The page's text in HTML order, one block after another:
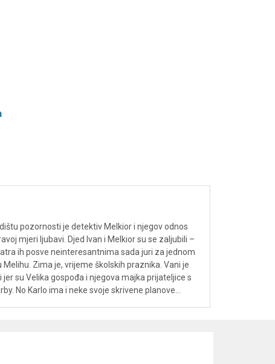
pozornosti je detektiv Melkior i njegov odnos
mjeri ljubavi. Djed Ivan i Melkior su se zaljubili –
ih posve neinteresantnima sada juri za jednom
Zima je, vrijeme školskih praznika. Vani je
su Velika gospođa i njegova majka prijateljice s
No Karlo ima i neke svoje skrivene planove…